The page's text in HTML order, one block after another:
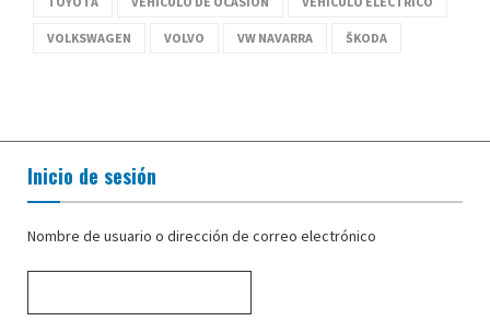
VOLKSWAGEN VOLVO VW NAVARRA ŠKODA
Inicio de sesión
Nombre de usuario o dirección de correo electrónico